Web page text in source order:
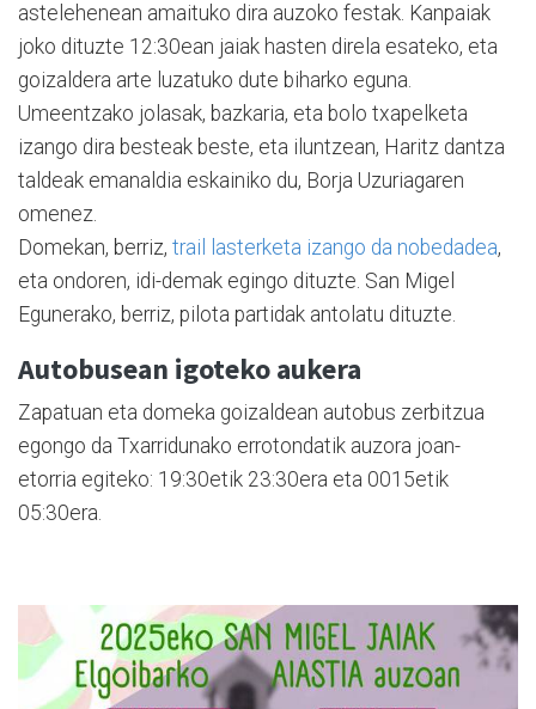
astelehenean amaituko dira auzoko festak. Kanpaiak
joko dituzte 12:30ean jaiak hasten direla esateko, eta
goizaldera arte luzatuko dute biharko eguna.
Umeentzako jolasak, bazkaria, eta bolo txapelketa
izango dira besteak beste, eta iluntzean, Haritz dantza
taldeak emanaldia eskainiko du, Borja Uzuriagaren
omenez.
Domekan, berriz, trail lasterketa izango da nobedadea,
eta ondoren, idi-demak egingo dituzte. San Migel
Egunerako, berriz, pilota partidak antolatu dituzte.
Autobusean igoteko aukera
Zapatuan eta domeka goizaldean autobus zerbitzua
egongo da Txarridunako errotondatik auzora joan-
etorria egiteko: 19:30etik 23:30era eta 0015etik
05:30era.